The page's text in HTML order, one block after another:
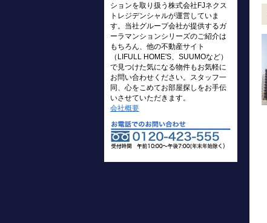
ションを取り扱う株式会社FJネクス
トレジデンシャルが運営していま
す。当社グループ会社が提供するガ
ーラマンションシリーズのご紹介は
もちろん、他の不動産サイト
（LIFULL HOME'S、SUUMOなど）
で見つけた気になる物件もお気軽に
お問い合わせください。スタッフ一
同、心をこめてお部屋探しをお手伝
いさせていただきます。
会社概要